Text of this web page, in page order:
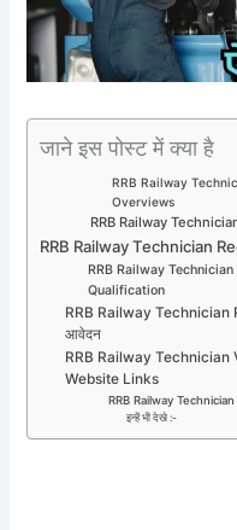
जाने इस पोस्ट में क्या है
RRB Railway
Overviews
RRB Railway
RRB Railway Technician
RRB Railway
Qualification
RRB Railway
आवेदन
RRB Railway
Website Links
RRB Railway
इन्हें भी देखे :-